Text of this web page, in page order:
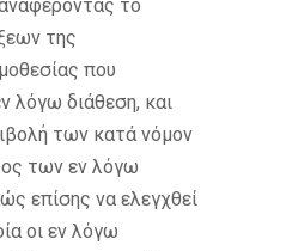
το
της
που
λόγω διάθεση, και
των κατά νόμον
των εν λόγω
επίσης να ελεγχθεί
οι εν λόγω